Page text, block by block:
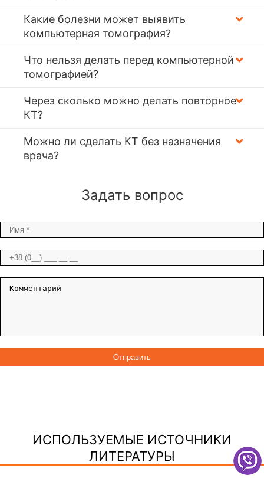
Какие болезни может выявить
компьютерная томография?
Что нельзя делать перед компьютерной
томографией?
Через сколько можно делать повторное
КТ?
Можно ли сделать КТ без назначения
врача?
Задать вопрос
ИСПОЛЬЗУЕМЫЕ ИСТОЧНИКИ
ЛИТЕРАТУРЫ